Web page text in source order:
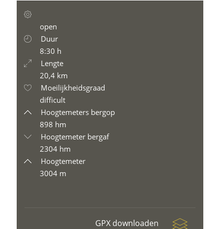
open
Duur
8:30 h
Lengte
20,4 km
Moeilijkheidsgraad
difficult
Hoogtemeters bergop
898 hm
Hoogtemeter bergaf
2304 hm
Hoogtemeter
3004 m
GPX downloaden